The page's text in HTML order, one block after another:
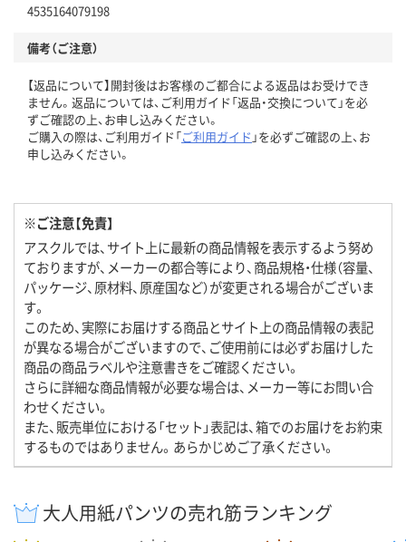
4535164079198
備考（ご注意）
【返品について】開封後はお客様のご都合による返品はお受けでき
ません。返品については、ご利用ガイド「返品・交換について」を必
ずご確認の上、お申し込みください。
ご購入の際は、ご利用ガイド「ご利用ガイド 」を必ずご確認の上、お
申し込みください。
※ご注意【免責】
アスクルでは、サイト上に最新の商品情報を表示するよう努め
ておりますが、メーカーの都合等により、商品規格・仕様（容量、
パッケージ、原材料、原産国など）が変更される場合がございま
す。
このため、実際にお届けする商品とサイト上の商品情報の表記
が異なる場合がございますので、ご使用前には必ずお届けした
商品の商品ラベルや注意書きをご確認ください。
さらに詳細な商品情報が必要な場合は、メーカー等にお問い合
わせください。
また、販売単位における「セット」表記は、箱でのお届けをお約束
するものではありません。あらかじめご了承ください。
大人用紙パンツの売れ筋ランキング